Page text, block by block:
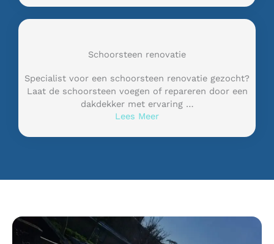
Schoorsteen renovatie
Specialist voor een schoorsteen renovatie gezocht?
Laat de schoorsteen voegen of repareren door een
dakdekker met ervaring …
Lees Meer